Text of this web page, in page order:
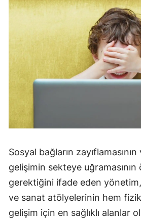
Sosyal bağların
gelişimin sekteye
gerektiğini ifade eden yönetim,
ve sanat atölyelerinin hem
gelişim için en sağlıklı alanlar